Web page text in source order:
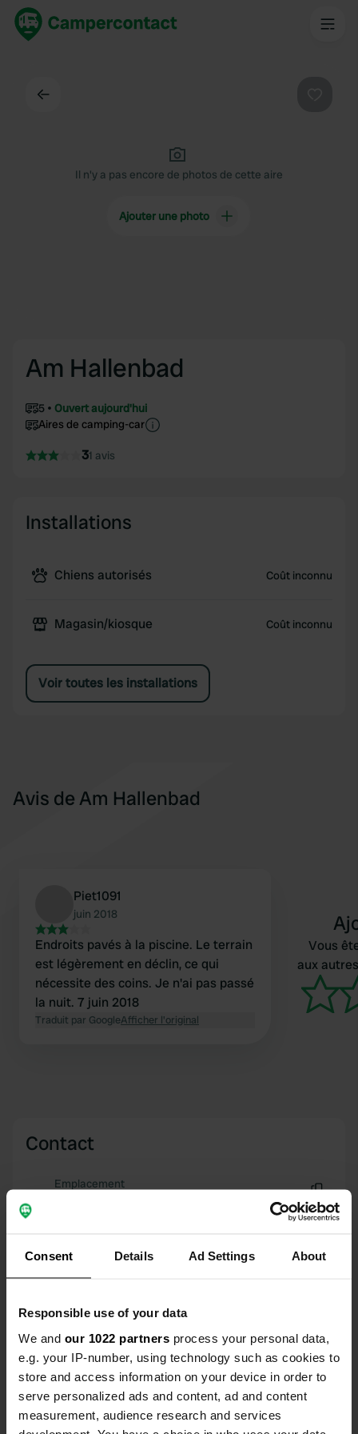
Consent Details Ad Settings About
Responsible use of your data
We and our 1022 partners process your personal data,
e.g. your IP-number, using technology such as cookies to
store and access information on your device in order to
serve personalized ads and content, ad and content
measurement, audience research and services
Il n'y a pas encore de photos de cette aire
Ajouter une photo
Am Hallenbad
5
Ouvert aujourd'hui
Aires de camping-car
31 avis
Installations
Chiens autorisés Coût inconnu
Magasin/kiosque Coût inconnu
Voir toutes les installations
Avis de Am Hallenbad
Piet1091
juin 2018
Endroits pavés à la piscine. Le terrain
est légèrement en déclin, ce qui
nécessite des coins. Je n'ai pas passé
la nuit. 7 juin 2018
Traduit par GoogleAfficher l'original
Vous
aux
Contact
Emplacement
Copie
Coordonnées
49° 26' 45" N 9° 20' 1" E
49.44596 9.33368
Code du site
49064
Passer àPRO+
pour toutes les coordonnées PRO+